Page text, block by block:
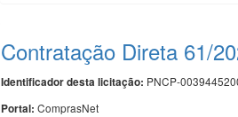
Contratação Direta 61/
Identificador desta licitação: PNCP-
Portal: ComprasNet